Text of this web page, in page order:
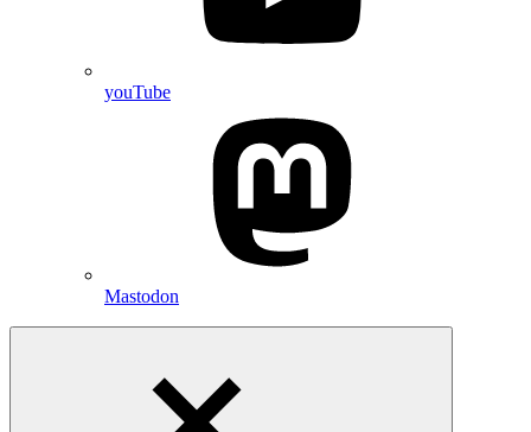
youTube
Mastodon